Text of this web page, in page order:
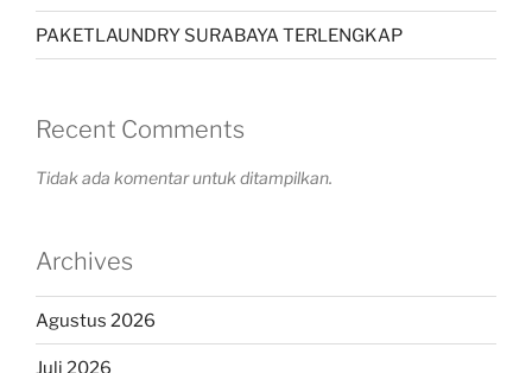
PAKETLAUNDRY SURABAYA TERLENGKAP
Recent Comments
Tidak ada komentar untuk ditampilkan.
Archives
Agustus 2026
Juli 2026